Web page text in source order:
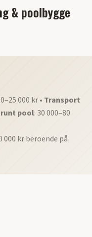
& poolbygge
000 kr • Transport
pool: 30 000–80
kr beroende på